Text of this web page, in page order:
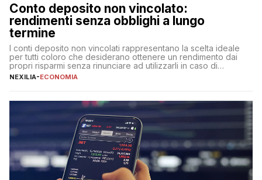
Conto deposito non vincolato:
rendimenti senza obblighi a lungo
termine
I conti deposito non vincolati rappresentano la scelta ideale
per tutti coloro che desiderano ottenere un rendimento dai
propri risparmi senza rinunciare ad utilizzarli in caso di
necessità. A differenza delle forme vincolate tradizionali,
flessibilità e rendimento. Come funzionano […]
NEXILIA-ECONOMIA